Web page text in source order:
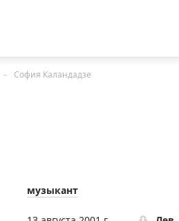
София Каландадзе
музыкант